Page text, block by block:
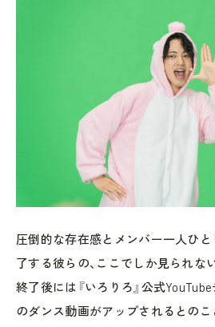
圧倒的な存在感とメンバー一人ひ
了する彼らの、ここでしか見られな
終了後には『いろりろ』公式
のダンス動画がアップされるとのこ